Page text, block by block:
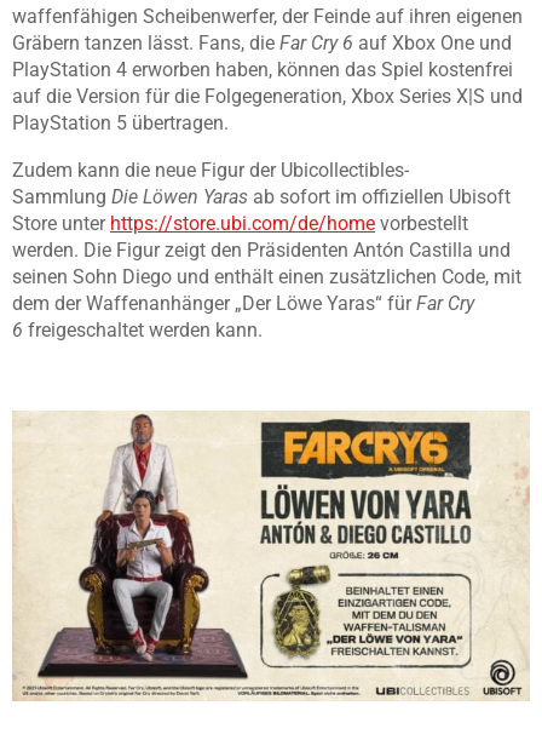
waffenfähigen Scheibenwerfer, der Feinde auf ihren eigenen
Gräbern tanzen lässt. Fans, die Far Cry 6 auf Xbox One und
PlayStation 4 erworben haben, können das Spiel kostenfrei
auf die Version für die Folgegeneration, Xbox Series X|S und
PlayStation 5 übertragen.
Zudem kann die neue Figur der Ubicollectibles-
Sammlung Die Löwen Yaras ab sofort im offiziellen Ubisoft
Store unter https://store.ubi.com/de/home vorbestellt
werden. Die Figur zeigt den Präsidenten Antón Castilla und
seinen Sohn Diego und enthält einen zusätzlichen Code, mit
dem der Waffenanhänger „Der Löwe Yaras“ fürFar Cry
6 freigeschaltet werden kann.